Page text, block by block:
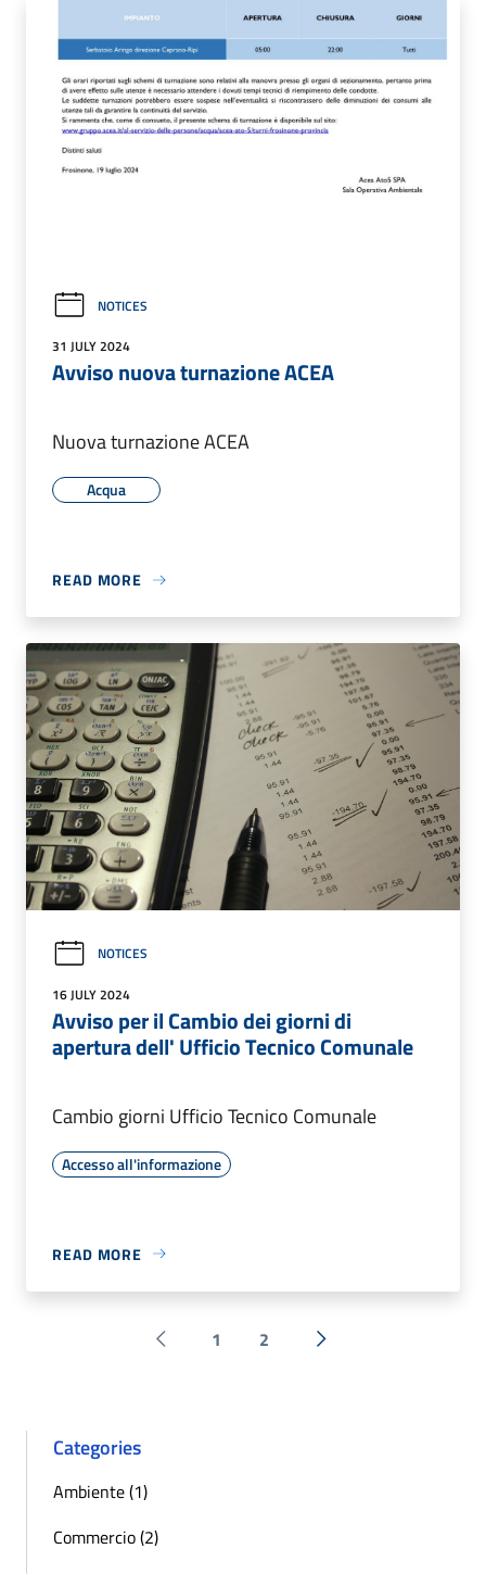
NOTICES
31 JULY 2024
Avviso nuova turnazione ACEA
Nuova turnazione ACEA
Acqua
READ MORE
NOTICES
16 JULY 2024
Avviso per il Cambio dei giorni di
apertura dell' Ufficio Tecnico Comunale
Cambio giorni Ufficio Tecnico Comunale
Accesso all'informazione
READ MORE
Pagina precedente
1 2 Next »
Categories
Ambiente (1)
Commercio (2)